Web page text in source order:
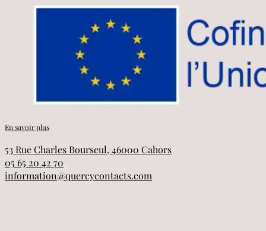
En savoir plus
53 Rue Charles Bourseul, 46000 Cahors
05 65 20 42 70
information@quercycontacts.com